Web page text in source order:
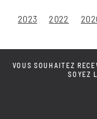
2023 2022
VOUS SOUHAITEZ
SOYEZ